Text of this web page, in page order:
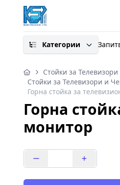
Категории
Стойки за
Стойки за Телевизори и
Горна стойка за
Горна
монитор